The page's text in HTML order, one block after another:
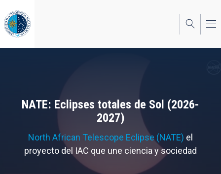
al
contenido
principal
NATE: Eclipses totales de Sol (2026-
2027)
North African Telescope Eclipse (NATE) el
proyecto del IAC que une ciencia y sociedad